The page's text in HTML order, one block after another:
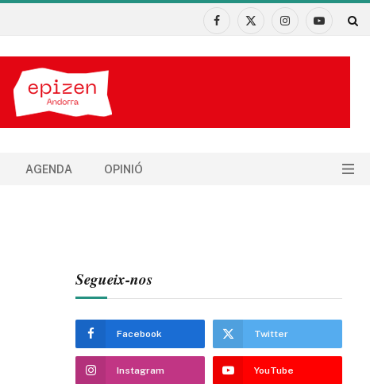
Facebook
X
InstagramYouTube
AGENDA OPINIÓ
Segueix-nos
Facebook Twitter
Instagram YouTube